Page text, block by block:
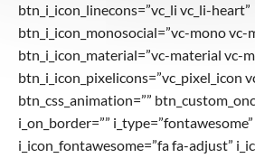
btn_i_icon_linecons=”vc_li vc_li-heart”
btn_i_icon_monosocial=”vc-mono
btn_i_icon_material=”vc-material vc-
btn_i_icon_pixelicons=”vc_pixel_icon
btn_css_animation=””
i_on_border=”” i_type=”fontawesome”
i_icon_fontawesome=”fa fa-adjust”